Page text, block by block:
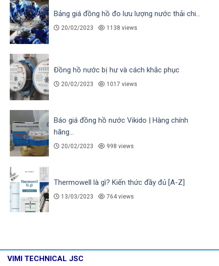
Bảng giá đồng hồ đo lưu lượng nước thải chi...
20/02/2023 1138 views
Đồng hồ nước bị hư và cách khắc phục
20/02/2023 1017 views
Báo giá đồng hồ nước Vikido | Hàng chính
hãng...
20/02/2023 998 views
Thermowell là gì? Kiến thức đầy đủ [A-Z]
13/03/2023 764 views
VIMI TECHNICAL JSC